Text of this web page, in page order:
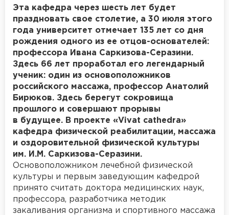
Эта кафедра через шесть лет будет
праздновать свое столетие, а 30 июля этого
года университет отмечает 135 лет со дня
рождения одного из ее отцов-основателей:
профессора Ивана Саркизова-Серазини.
Здесь 66 лет проработал его легендарный
ученик: один из основоположников
российского массажа, профессор Анатолий
Бирюков. Здесь берегут сокровища
прошлого и совершают прорывы
в будущее. В проекте «Vivat cathedra»
кафедра физической реабилитации, массажа
и оздоровительной физической культуры
им. И.М. Саркизова-Серазини.
Основоположником лечебной физической
культуры и первым заведующим кафедрой
принято считать доктора медицинских наук,
профессора, разработчика методик
закаливания организма и спортивного массажа